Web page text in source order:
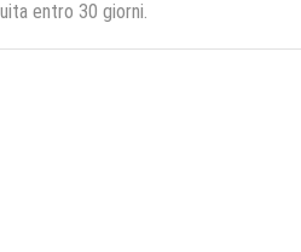
entro 30 giorni.